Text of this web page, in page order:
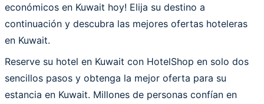
económicos en Kuwait hoy! Elija su destino a
continuación y descubra las mejores ofertas hoteleras
en Kuwait.
Reserve su hotel en Kuwait con HotelShop en solo dos
sencillos pasos y obtenga la mejor oferta para su
estancia en Kuwait. Millones de personas confían en